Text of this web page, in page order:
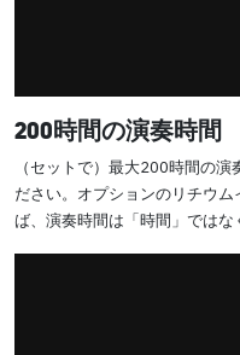
200時間の演奏時間
（セットで）最大200時間の
ださい。オプションのリチウ
ば、演奏時間は「時間」ではな